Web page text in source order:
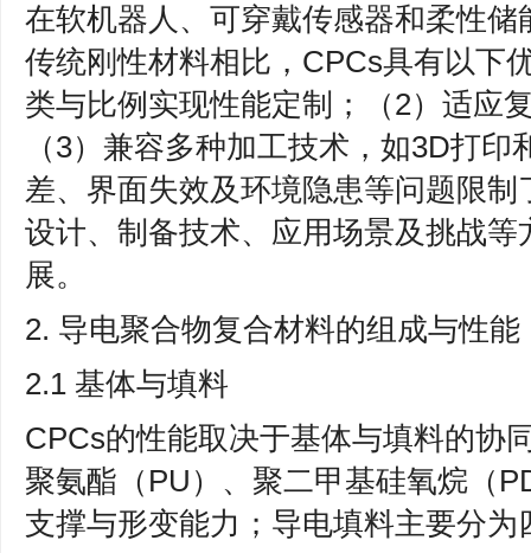
在软机器人、可穿戴传感器和柔性
传统刚性材料相比，CPCs具有以下
类与比例实现性能定制；（2）适应
（3）兼容多种加工技术，如3D打
差、界面失效及环境隐患等问题限
设计、制备技术、应用场景及挑战
展。
2. 导电聚合物复合材料的组成与性能
2.1 基体与填料
CPCs的性能取决于基体与填料的协
聚氨酯（PU）、聚二甲基硅氧烷（
支撑与形变能力；导电填料主要分为